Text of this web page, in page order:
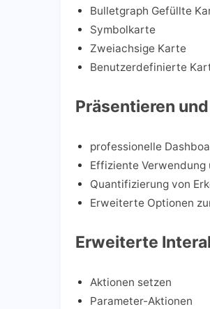
Bulletgraph Gefüllte
Symbolkarte
Zweiachsige Karte
Benutzerdefinierte
Präsentieren
professionelle
Effiziente
Quantifizierung von
Erweiterte Optionen
Erweiterte
Aktionen setzen
Parameter-Aktionen